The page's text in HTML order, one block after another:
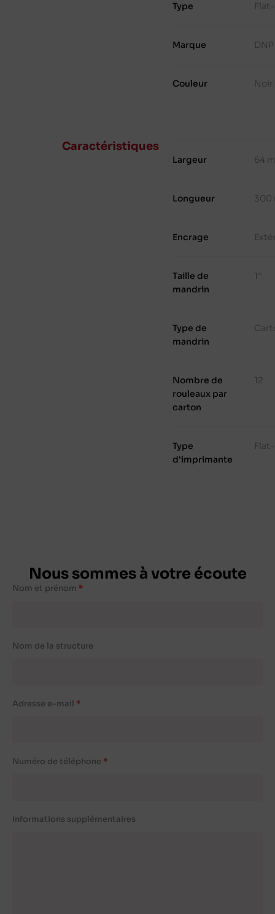
Type
Marque DNP
Couleur Noir
Caractéristiques
Largeur 64
Longueur 300
Encrage
Taille de
mandrin
1"
Type de
mandrin
Nombre de
rouleaux par
carton
12
Type
d'imprimante
Nous sommes à votre écoute
Nom et prénom
Nom de la structure
Adresse e-mail
Numéro de téléphone
Informations supplémentaires